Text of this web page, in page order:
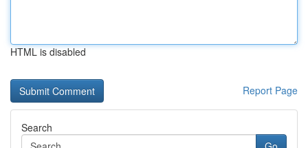
HTML is disabled
Report Page
Search